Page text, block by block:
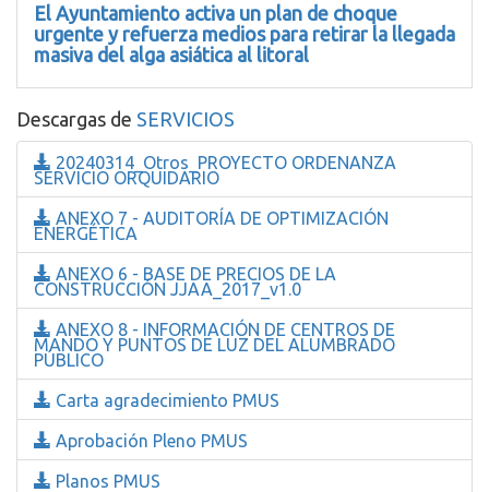
El Ayuntamiento activa un plan de choque
urgente y refuerza medios para retirar la llegada
masiva del alga asiática al litoral
Descargas de SERVICIOS
20240314_Otros_PROYECTO ORDENANZA
SERVICIO ORQUIDARIO
ANEXO 7 - AUDITORÍA DE OPTIMIZACIÓN
ENERGÉTICA
ANEXO 6 - BASE DE PRECIOS DE LA
CONSTRUCCIÓN JJAA_2017_v1.0
ANEXO 8 - INFORMACIÓN DE CENTROS DE
MANDO Y PUNTOS DE LUZ DEL ALUMBRADO
PÚBLICO
Carta agradecimiento PMUS
Aprobación Pleno PMUS
Planos PMUS